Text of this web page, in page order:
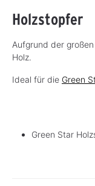
Holzstopfer
Aufgrund der
Holz.
Ideal für die Green
Green Star